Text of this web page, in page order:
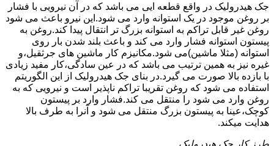
جک هیدرولیک در واقع قطعه ایی می باشد که در آن نیرویی با فشار
بر روغن موجود در یک استوانه وارد می شود.این نیرو باعث می شود
روغن غیر قابل تراکم به استوانه بزرگ تر انتقال پیدا کند.روغن به
پیستون استوانه فشار وارد می کند و باعث بلند شدن بار روی
استوانه (مثلا ماشین)می شود.مکانیزم کار ماشین های جرثقیل،و
غیره نیز به همین ترتیب می باشد که در عین سادگی،کار مفید زیادی
با بازده بالا صورت می گیرد.در بنای جک هیدرولیک از این الگوریتم
استفاده می شود که روغن تقریبا تراکم ناپذیر است و نیرویی که به
روغن وارد می شود را منتقل می کند.فشار وارد بر پیستون
کوچک،عینا به پیستون بزرگ منتقل می شود و آنرا به طرف بالا
هدایت میکند.
طرز کار جک هیدرولیک